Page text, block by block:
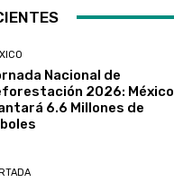
Nacional de
2026: México
6.6 Millones de